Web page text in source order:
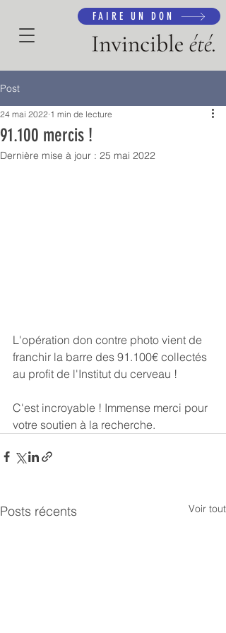
FAIRE UN DON
Post
91.100 mercis !
24 mai 2022 1 min de lecture
Dernière mise à jour : 25 mai 2022
L'opération don contre photo vient de
franchir la barre des 91.100€ collectés
au profit de l'Institut du cerveau !
C'est incroyable ! Immense merci pour
votre soutien à la recherche.
Posts récents Voir tout